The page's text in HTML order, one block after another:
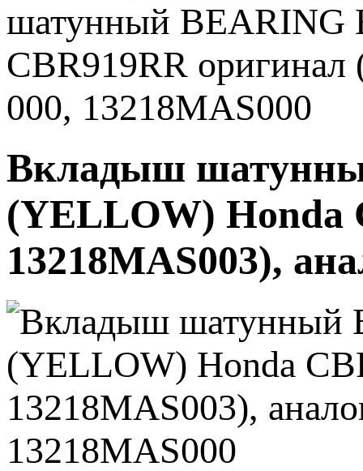
шатунный BEARING
CBR919RR оригинал
000, 13218MAS000
Вкладыш
(YELLOW) Honda
13218MAS003),